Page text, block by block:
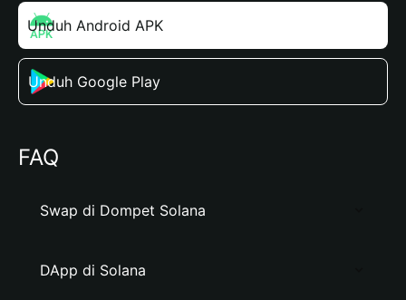
Unduh Android APK
Unduh Google Play
FAQ
Swap di Dompet Solana
DApp di Solana